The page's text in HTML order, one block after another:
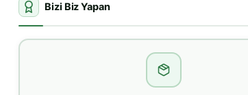
Bizi Biz Yapan